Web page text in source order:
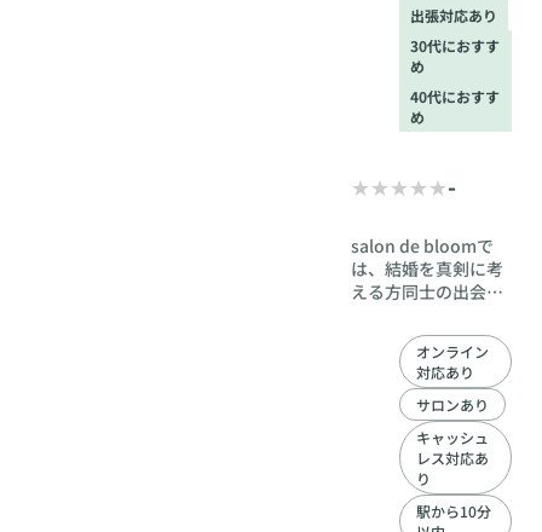
出張対応あり
30代におすす
め
40代におすす
め
-
salon de bloomで
は、結婚を真剣に考
える方同士の出会い
証明書の提出が必要
なため、身元が分か
らないままやり取り
を続ける不安が少な
く、 安心して婚活を
進めていただけま
リやパーティーで
オンライン
対応あり
サロンあり
キャッシュ
レス対応あ
り
駅から10分